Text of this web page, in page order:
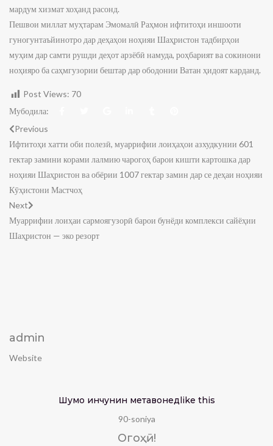
мардум хизмат хоҳанд расонд.
Пешвои миллат муҳтарам Эмомалӣ Раҳмон ифтитоҳи иншооти
гуногунтаъйинотро дар деҳаҳои ноҳияи Шаҳристон тадбирҳои
муҳим дар самти рушди деҳот арзёбӣ намуда, роҳбарият ва сокинони
ноҳияро ба саҳмгузории бештар дар ободонии Ватан ҳидоят карданд.
Post Views: 70
Мубодила:
Previous
Ифтитоҳи хатти оби полезӣ, муаррифии лоиҳаҳои азхудкунии 601
гектар замини корами лалмию чарогоҳ барои кишти картошка дар
ноҳияи Шаҳристон ва обёрии 1007 гектар замин дар се деҳаи ноҳияи
Кӯҳистони Мастчоҳ
Next
Муаррифии лоиҳаи сармоягузорӣ барои бунёди комплекси сайёҳии
Шаҳристон — эко резорт
admin
Website
Шумо инчунин метавонедlike this
90-soniya
Огоҳӣ!